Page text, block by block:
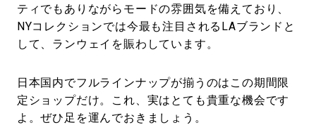
ティでもありながらモードの雰囲気を備えており、
NYコレクションでは今最も注目されるLAブランドと
して、ランウェイを賑わしています。
日本国内でフルラインナップが揃うのはこの期間限
定ショップだけ。これ、実はとても貴重な機会です
よ。ぜひ足を運んでおきましょう。